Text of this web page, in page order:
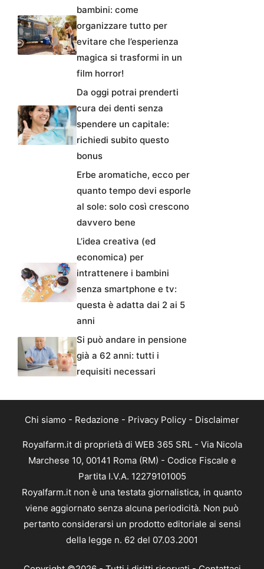
bambini: come
organizzare tutto per
evitare che l’esperienza
magica si trasformi in un
film horror!
Da oggi potrai prenderti
cura dei denti senza
spendere un capitale:
richiedi subito questo
bonus
Erbe aromatiche, ecco per
quanto tempo devi esporle
al sole: solo così crescono
davvero bene
L’idea creativa (ed
economica) per
intrattenere i bambini
senza smartphone e tv:
questa è adatta dai 2 ai 5
anni
Si può andare in pensione
già a 62 anni: tutti i
requisiti necessari
Chi siamo - Redazione - Privacy Policy - Disclaimer
Royalfarm.it di proprietà di WEB 365 SRL - Via Nicola
Marchese 10, 00141 Roma (RM) - Codice Fiscale e
Partita I.V.A. 12279101005
Royalfarm.it non è una testata giornalistica, in quanto
viene aggiornato senza alcuna periodicità. Non può
pertanto considerarsi un prodotto editoriale ai sensi
della legge n. 62 del 07.03.2001